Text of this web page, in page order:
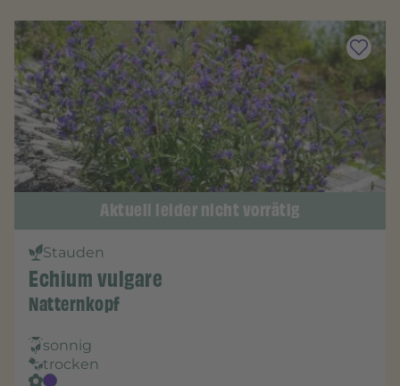
Aktuell leider nicht vorrätig
Stauden
Echium vulgare
Natternkopf
sonnig
trocken